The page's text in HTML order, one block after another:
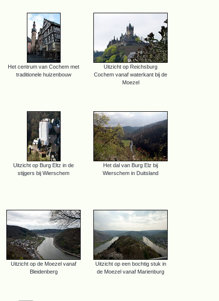
Het centrum van Cochem met
traditionele huizenbouw
Uitzicht op Reichsburg
Cochem vanaf waterkant bij de
Moezel
Uitzicht op Burg Eltz in de
stijgers bij Wierschem
Het dal van Burg Elz bij
Wierschem in Duitsland
Uitzicht op de Moezel vanaf
Bleidenberg
Uitzicht op een bochtig stuk in
de Moezel vanaf Marienburg